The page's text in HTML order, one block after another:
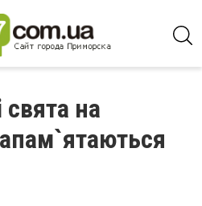
свята на